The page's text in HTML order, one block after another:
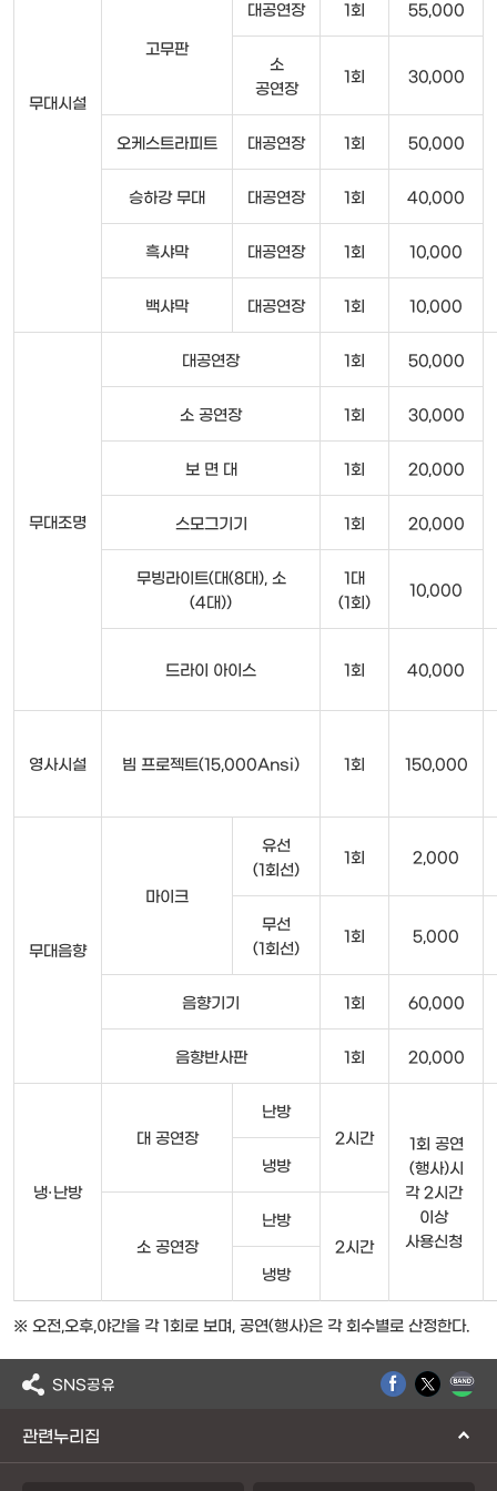
무대시설
고무판
대공연장 1회 55,000
소
공연장
1회 30,000
오케스트라피트 대공연장 1회 50,000
승하강 무대 대공연장 1회 40,000
흑샤막 대공연장 1회 10,000
백샤막 대공연장 1회 10,000
무대조명
대공연장 1회 50,000
소 공연장 1회 30,000
보 면 대 1회 20,000
스모그기기 1회 20,000
무빙라이트(대(8대), 소
(4대))
1대
(1회)
10,000
드라이 아이스 1회 40,000
영사시설 빔 프로젝트(15,000Ansi) 1회 150,000
무대음향
마이크
유선
(1회선)
1회 2,000
무선
(1회선)
1회 5,000
음향기기 1회 60,000
음향반사판 1회 20,000
냉·난방
대 공연장
난방
2시간
1회 공연
(행사)시
각 2시간
이상
사용신청
냉방
소 공연장
난방
2시간
냉방
※ 오전,오후,야간을 각 1회로 보며, 공연(행사)은 각 회수별로 산정한다.
SNS공유
관련누리집